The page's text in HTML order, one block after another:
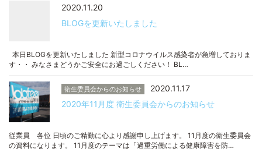
2020.11.20
BLOGを更新いたしました
本日BLOGを更新いたしました 新型コロナウイルス感染者が急増しておりま
す・・ みなさまどうかご安全にお過ごしください！ BL…
衛生委員会からのお知らせ
2020.11.17
2020年11月度 衛生委員会からのお知らせ
従業員 各位 日頃のご精勤に心より感謝申し上げます。 11月度の衛生委員会
の資料になります。 11月度のテーマは「過重労働による健康障害を防…